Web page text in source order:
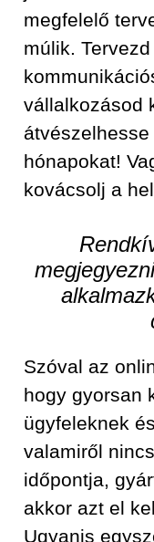
megfelelő
múlik.
vállalkozásod
hónapokat!
kovácsolj a
Szóval az
hogy gyorsan
ügyfeleknek
valamiről
időpontja,
akkor azt el
Ugyanis